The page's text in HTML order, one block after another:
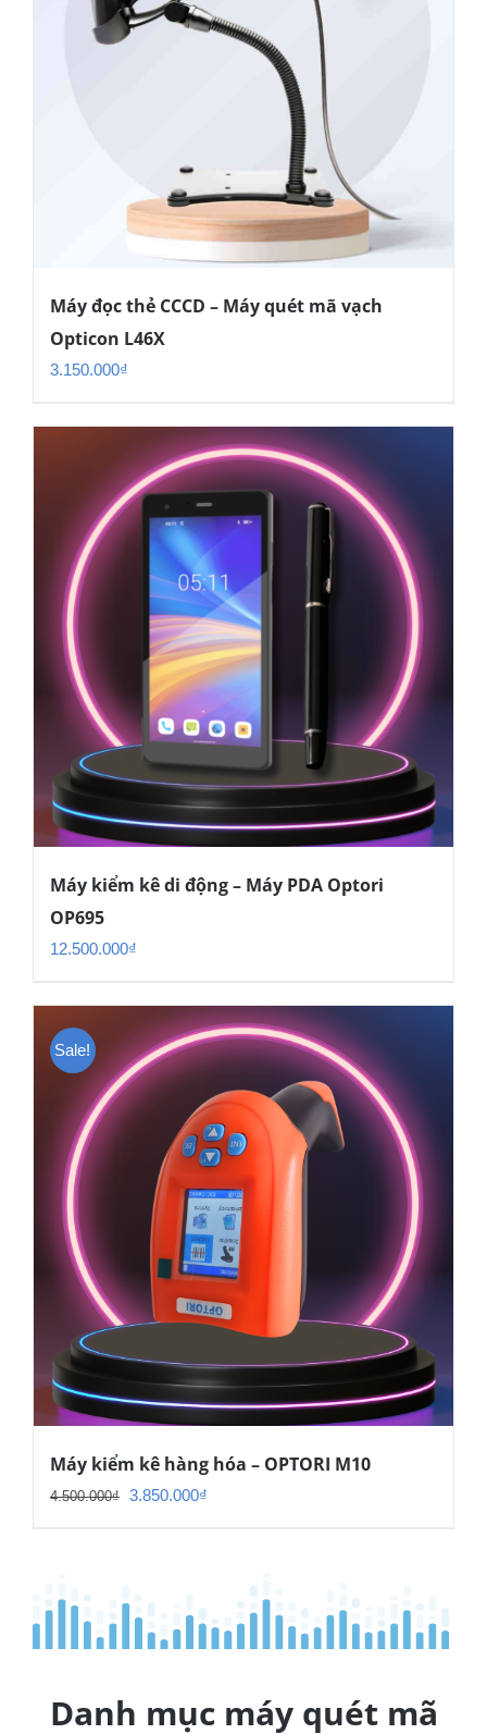
Máy đọc thẻ CCCD – Máy quét mã vạch
Opticon L46X
3.150.000₫
Máy kiểm kê di động – Máy PDA Optori
OP695
12.500.000₫
Sale!
Máy kiểm kê hàng hóa – OPTORI M10
4.500.000₫
Giá
3.850.000₫Giá
3.850.000₫.
Danh mục máy quét mã